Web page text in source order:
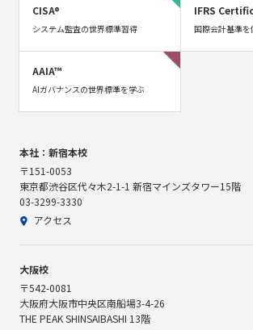
CISA®
システム監査の世界標準習得
IFRS
国際会計基準を
AAIA™
AIガバナンスの世界標準を学ぶ
本社：新宿本校
〒151-0053
東京都渋谷区代々木2-1-1 新宿マインズタワー15階
03-3299-3330
アクセス
大阪校
〒542-0081
大阪府大阪市中央区南船場3-4-26
THE PEAK SHINSAIBASHI 13階